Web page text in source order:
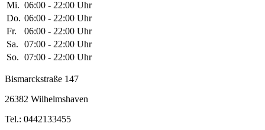
Mi. 06:00 - 22:00 Uhr
Do. 06:00 - 22:00 Uhr
Fr.
06:00 - 22:00 Uhr
Sa.
07:00 - 22:00 Uhr
So. 07:00 - 22:00 Uhr
Bismarckstraße 147
26382 Wilhelmshaven
Tel.: 0442133455